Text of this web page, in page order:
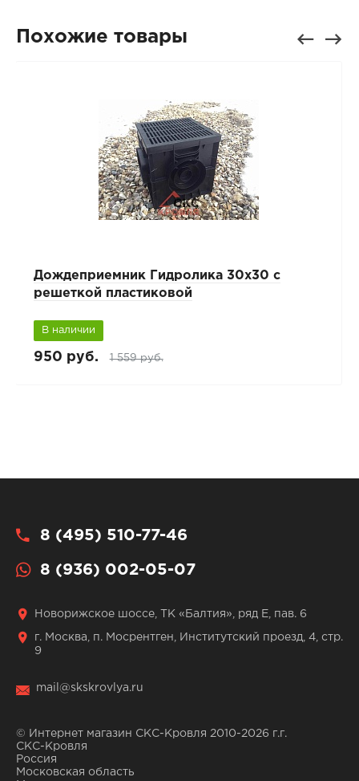
Похожие товары
Дождеприемник Гидролика 30x30 с
решеткой пластиковой
В наличии
950 руб. 1 559 руб.
8 (495) 510-77-46
8 (936) 002-05-07
Новорижское шоссе, ТК «Балтия», ряд Е, пав. 6
г. Москва, п. Мосрентген, Институтский проезд, 4, стр.
9
mail@skskrovlya.ru
© Интернет магазин СКС-Кровля 2010-2026 г.г.
СКС-Кровля
Россия
Московская область